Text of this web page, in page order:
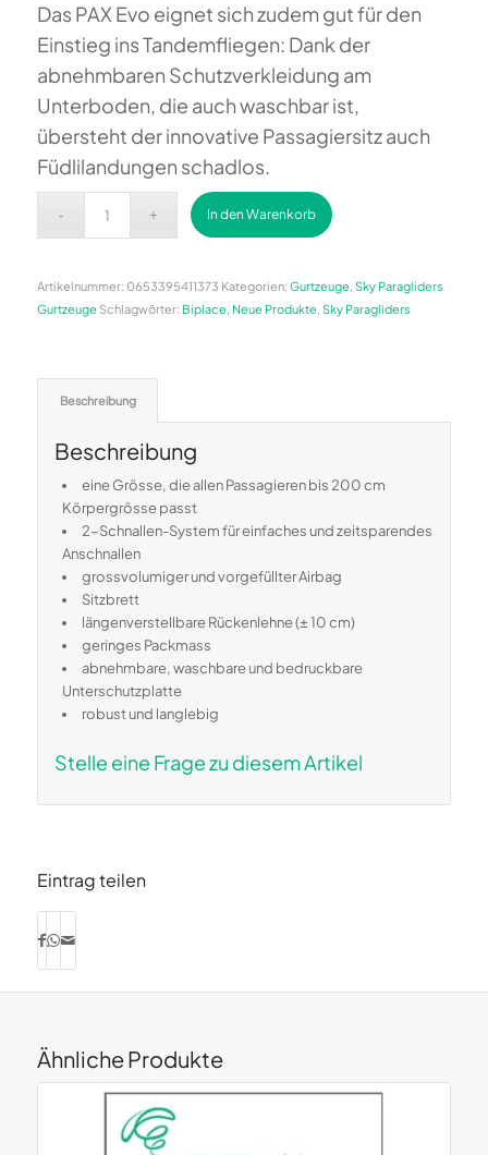
Das PAX Evo eignet sich zudem gut für den
Einstieg ins Tandemfliegen: Dank der
abnehmbaren Schutzverkleidung am
Unterboden, die auch waschbar ist,
übersteht der innovative Passagiersitz auch
Füdlilandungen schadlos.
In den Warenkorb
Artikelnummer: 0653395411373 Kategorien: Gurtzeuge, Sky Paragliders
Gurtzeuge Schlagwörter: Biplace, Neue Produkte, Sky Paragliders
Beschreibung
Beschreibung
eine Grösse, die allen Passagieren bis 200 cm
Körpergrösse passt
2-Schnallen-System für einfaches und zeitsparendes
Anschnallen
grossvolumiger und vorgefüllter Airbag
Sitzbrett
längenverstellbare Rückenlehne (± 10 cm)
geringes Packmass
abnehmbare, waschbare und bedruckbare
Unterschutzplatte
robust und langlebig
Stelle eine Frage zu diesem Artikel
Eintrag teilen
Ähnliche Produkte